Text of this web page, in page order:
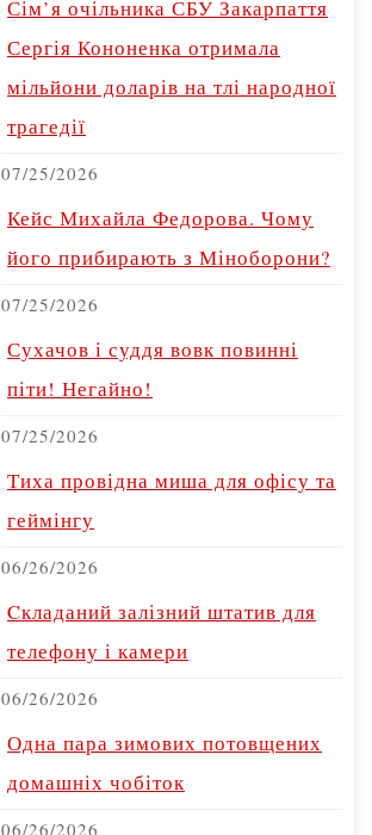
Сім’я очільника СБУ Закарпаття
Сергія Кононенка отримала
мільйони доларів на тлі народної
трагедії
07/25/2026
Кейс Михайла Федорова. Чому
його прибирають з Міноборони?
07/25/2026
Сухачов і суддя вовк повинні
піти! Негайно!
07/25/2026
Тиха провідна миша для офісу та
геймінгу
06/26/2026
Cкладаний залізний штатив для
телефону і камери
06/26/2026
Одна пара зимових потовщених
домашніх чобіток
06/26/2026